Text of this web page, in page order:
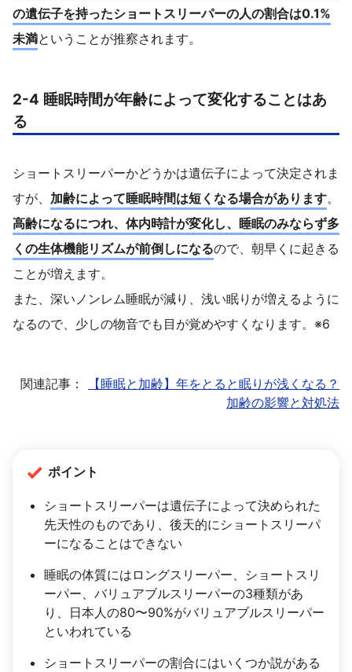
の遺伝子を持ったショートスリーパーの人の割合は0.1%
未満ということが推察されます。
2-4 睡眠時間が年齢によって変化することはあ
る
ショートスリーパーかどうかは遺伝子によって決定されま
すが、 加齢によって睡眠時間は短くなる場合があります。
高齢になるにつれ、体内時計が変化し、睡眠のみならず多
くの生体機能リズムが前倒しになるので、朝早くに起きる
ことが増えます。
また、深いノンレム睡眠が減り、浅い眠りが増えるように
なるので、少しの物音でも目が覚めやすくなります。※6
関連記事：
【睡眠と加齢】年をとると眠りが浅くなる？
加齢の影響と対処法
ポイント
ショートスリーパーは遺伝子によって決められた
先天性のものであり、後天的にショートスリーパ
ーになることはできない
睡眠の体質にはロングスリーパー、ショートスリ
ーパー、バリュアブルスリーパーの3種類があ
り、日本人の80〜90%がバリュアブルスリーパー
といわれている
ショートスリーパーの割合にはいくつか説がある